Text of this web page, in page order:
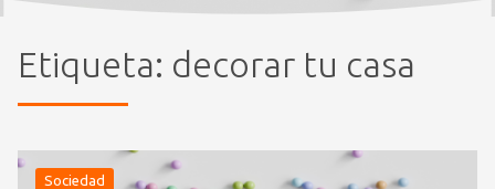
Etiqueta: decorar tu casa
Sociedad